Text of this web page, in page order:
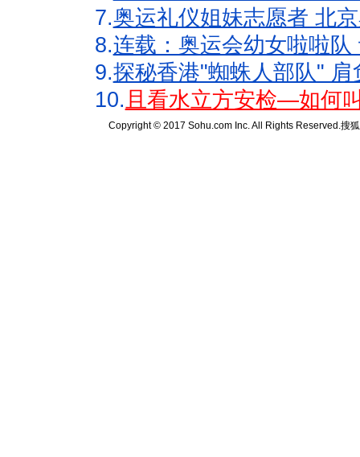
7.奥运礼仪姐妹志愿者 北
8.连载：奥运会幼女啦啦
9.探秘香港"蜘蛛人部队"
10.且看水立方安检—如何
Copyright © 2017 Sohu.com Inc. All Rights Reserved.搜